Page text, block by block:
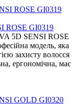
ROSE GI0319
5D SENSI ROSE
модель, яка
захисту волосся
ергономічна, має